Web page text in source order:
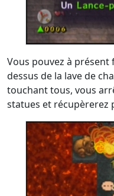
Vous pouvez à
dessus de la lave de
touchant tous, vous
statues et récupèrerez